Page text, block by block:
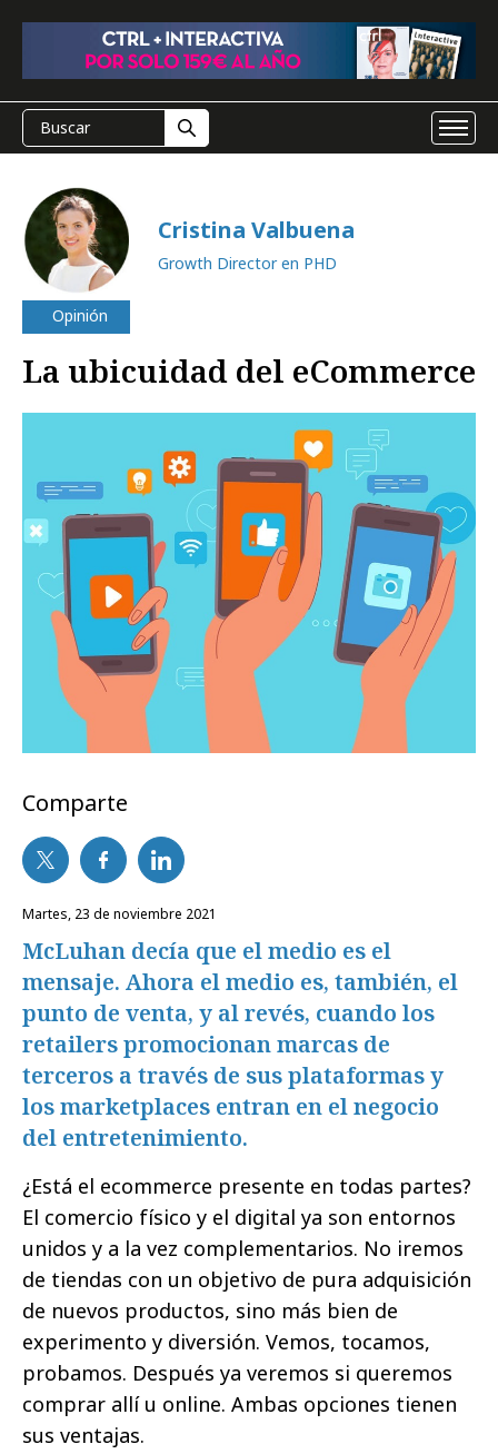
Cristina Valbuena
Growth Director en PHD
Opinión
La ubicuidad del eCommerce
Comparte
martes, 23 de noviembre 2021
McLuhan decía que el medio es el
mensaje. Ahora el medio es, también, el
punto de venta, y al revés, cuando los
retailers promocionan marcas de
terceros a través de sus plataformas y
los marketplaces entran en el negocio
del entretenimiento.
¿Está el ecommerce presente en todas partes?
El comercio físico y el digital ya son entornos
unidos y a la vez complementarios. No iremos
de tiendas con un objetivo de pura adquisición
de nuevos productos, sino más bien de
experimento y diversión. Vemos, tocamos,
probamos. Después ya veremos si queremos
comprar allí u online. Ambas opciones tienen
sus ventajas.